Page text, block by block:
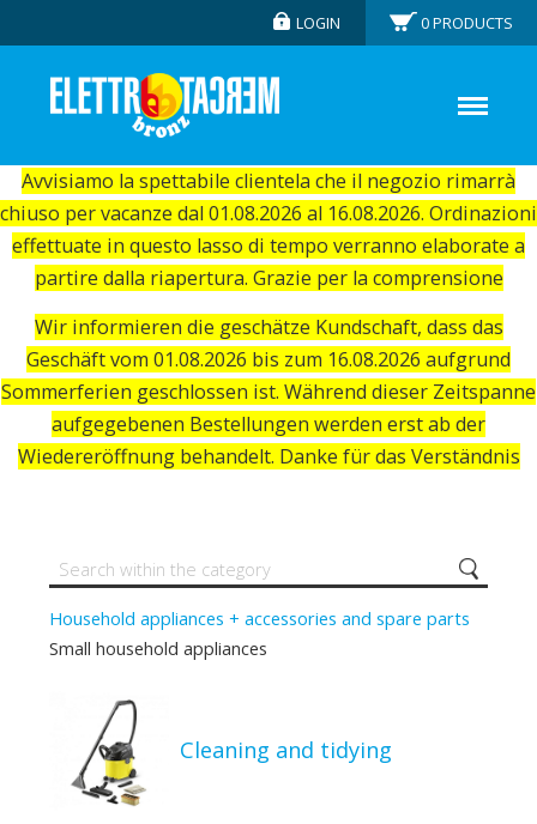
Avvisiamo la spettabile clientela che il negozio rimarrà
chiuso per vacanze dal 01.08.2026 al 16.08.2026. Ordinazioni
effettuate in questo lasso di tempo verranno elaborate a
partire dalla riapertura. Grazie per la comprensione
Wir informieren die geschätze Kundschaft, dass das
Geschäft vom 01.08.2026 bis zum 16.08.2026 aufgrund
Sommerferien geschlossen ist. Während dieser Zeitspanne
aufgegebenen Bestellungen werden erst ab der
Wiedereröffnung behandelt. Danke für das Verständnis
LOGIN 0PRODUCTS
Household appliances + accessories and spare parts
Small household appliances
Cleaning and tidying